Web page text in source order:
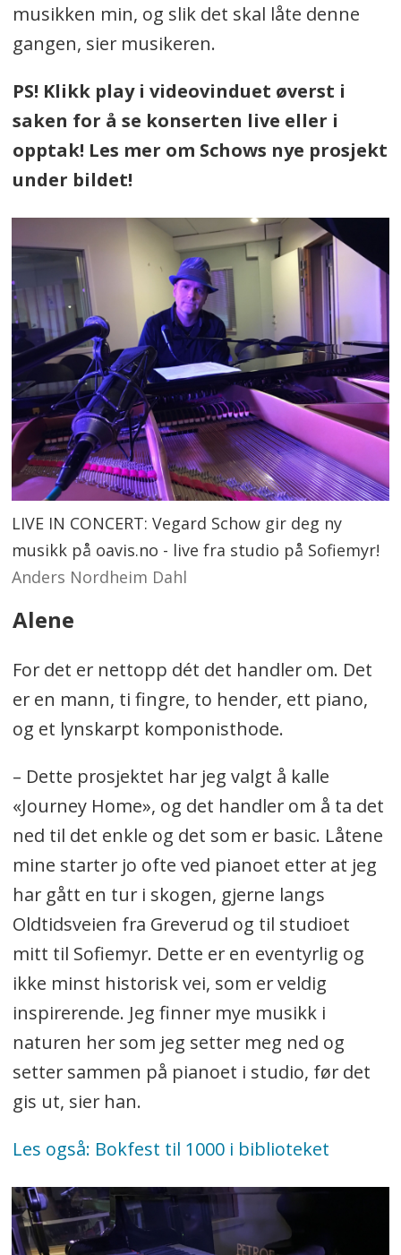
musikken min, og slik det skal låte denne
gangen, sier musikeren.
PS! Klikk play i videovinduet øverst i
saken for å se konserten live eller i
opptak! Les mer om Schows nye prosjekt
under bildet!
LIVE IN CONCERT: Vegard Schow gir deg ny
musikk på oavis.no - live fra studio på Sofiemyr!
Anders Nordheim Dahl
Alene
For det er nettopp dét det handler om. Det
er en mann, ti fingre, to hender, ett piano,
og et lynskarpt komponisthode.
– Dette prosjektet har jeg valgt å kalle
«Journey Home», og det handler om å ta det
ned til det enkle og det som er basic. Låtene
mine starter jo ofte ved pianoet etter at jeg
har gått en tur i skogen, gjerne langs
Oldtidsveien fra Greverud og til studioet
mitt til Sofiemyr. Dette er en eventyrlig og
ikke minst historisk vei, som er veldig
inspirerende. Jeg finner mye musikk i
naturen her som jeg setter meg ned og
setter sammen på pianoet i studio, før det
gis ut, sier han.
Les også: Bokfest til 1000 i biblioteket